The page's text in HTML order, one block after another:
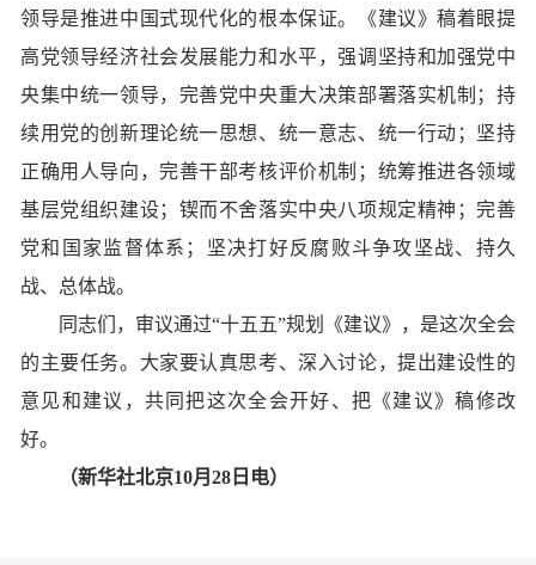
领导是推进中国式现代化的根本保证。《建议》稿着眼提
高党领导经济社会发展能力和水平，强调坚持和加强党中
央集中统一领导，完善党中央重大决策部署落实机制；持
续用党的创新理论统一思想、统一意志、统一行动；坚持
正确用人导向，完善干部考核评价机制；统筹推进各领域
基层党组织建设；锲而不舍落实中央八项规定精神；完善
党和国家监督体系；坚决打好反腐败斗争攻坚战、持久
战、总体战。
同志们，审议通过“十五五”规划《建议》，是这次全会
的主要任务。大家要认真思考、深入讨论，提出建设性的
意见和建议，共同把这次全会开好、把《建议》稿修改
好。
（新华社北京10月28日电）